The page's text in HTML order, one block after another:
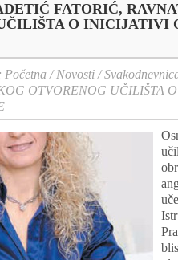
FATORIĆ,
O INICIJATIVI
Početna /Novosti /
OTVORENOG UČILIŠTA